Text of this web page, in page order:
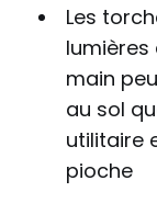
Les
lumières
main
au sol
utilitaire
pioche